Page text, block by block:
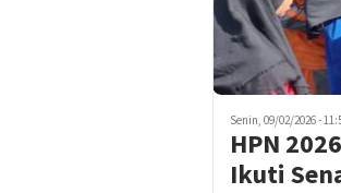
Senin, 09/02/2026 -
HPN
Ikuti